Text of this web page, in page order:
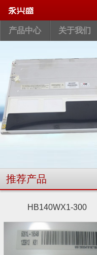
产品中心 关于我们
推荐产品
HB140WX1-300